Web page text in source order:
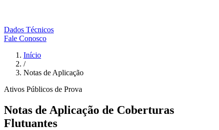
Dados Técnicos
Fale Conosco
Início
/
Notas de Aplicação
Ativos Públicos de Prova
Notas de Aplicação de Coberturas
Flutuantes